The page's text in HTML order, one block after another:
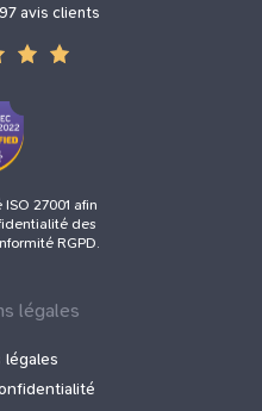
avis clients
27001 afin
des
RGPD.
légales
légales